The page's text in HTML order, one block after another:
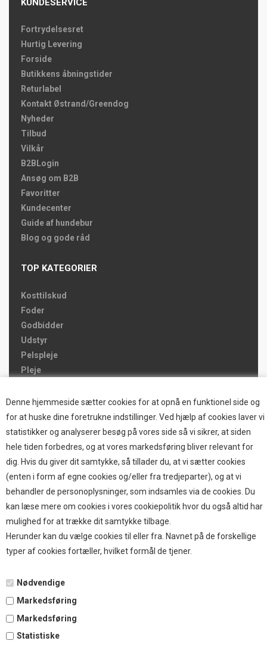
Denne hjemmeside sætter cookies for at opnå en funktionel side og
for at huske dine foretrukne indstillinger. Ved hjælp af cookies laver vi
statistikker og analyserer besøg på vores side så vi sikrer, at siden
hele tiden forbedres, og at vores markedsføring bliver relevant for
dig. Hvis du giver dit samtykke, så tillader du, at vi sætter cookies
(enten i form af egne cookies og/eller fra tredjeparter), og at vi
behandler de personoplysninger, som indsamles via de cookies. Du
kan læse mere om cookies i vores cookiepolitik hvor du også altid har
mulighed for at trække dit samtykke tilbage.
Herunder kan du vælge cookies til eller fra. Navnet på de forskellige
typer af cookies fortæller, hvilket formål de tjener.
Nødvendige
Markedsføring
Markedsføring
Statistiske
KUNDESERVICE
Fortrydelsesret
Hurtig Levering
Forside
Butikkens åbningstider
Returlabel
Kontakt Østrand/Greendog
Nyheder
Tilbud
Vilkår
B2BLogin
Ansøg om B2B
Favoritter
Kundecenter
Guide af hundebur
Blog og gode råd
TOP KATEGORIER
Kosttilskud
Foder
Godbidder
Udstyr
Pelspleje
Pleje
Brands
TOP BRANDS
HOKAMIX
HVALPESTART RAIZUP
Thule hundbure
GRAU
STARMARK
VARIOCAGE-MIMSAFE
TILMELD NYHEDSBREV